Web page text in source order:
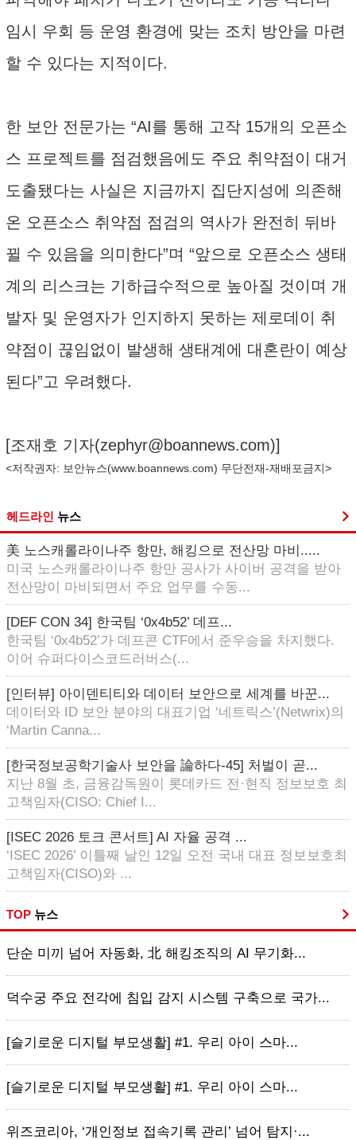
임시 우회 등 운영 환경에 맞는 조치 방안을 마련
할 수 있다는 지적이다.
한 보안 전문가는 “AI를 통해 고작 15개의 오픈소
스 프로젝트를 점검했음에도 주요 취약점이 대거
도출됐다는 사실은 지금까지 집단지성에 의존해
온 오픈소스 취약점 점검의 역사가 완전히 뒤바
뀔 수 있음을 의미한다”며 “앞으로 오픈소스 생태
계의 리스크는 기하급수적으로 높아질 것이며 개
발자 및 운영자가 인지하지 못하는 제로데이 취
약점이 끊임없이 발생해 생태계에 대혼란이 예상
된다”고 우려했다.
[조재호 기자(zephyr@boannews.com)]
<저작권자: 보안뉴스(www.boannews.com) 무단전재-재배포금지>
헤드라인 뉴스
美 노스캐롤라이나주 항만, 해킹으로 전산망 마비.....
미국 노스캐롤라이나주 항만 공사가 사이버 공격을 받아
전산망이 마비되면서 주요 업무를 수동...
[DEF CON 34] 한국팀 ‘0x4b52’ 데프...
한국팀 ‘0x4b52’가 데프콘 CTF에서 준우승을 차지했다.
이어 슈퍼다이스코드러버스(...
[인터뷰] 아이덴티티와 데이터 보안으로 세계를 바꾼...
데이터와 ID 보안 분야의 대표기업 ‘네트릭스’(Netwrix)의
‘Martin Canna...
[한국정보공학기술사 보안을 論하다-45] 처벌이 곧...
지난 8월 초, 금융감독원이 롯데카드 전·현직 정보보호 최
고책임자(CISO: Chief I...
[ISEC 2026 토크 콘서트] AI 자율 공격 ...
‘ISEC 2026’ 이틀째 날인 12일 오전 국내 대표 정보보호최
고책임자(CISO)와 ...
TOP 뉴스
단순 미끼 넘어 자동화, 北 해킹조직의 AI 무기화...
덕수궁 주요 전각에 침입 감지 시스템 구축으로 국가...
[슬기로운 디지털 부모생활] #1. 우리 아이 스마...
[슬기로운 디지털 부모생활] #1. 우리 아이 스마...
위즈코리아, ‘개인정보 접속기록 관리’ 넘어 탐지·...